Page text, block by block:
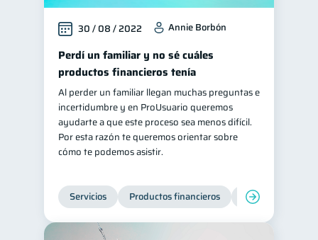
30 / 08 / 2022 Annie Borbón
Perdí un familiar y no sé cuáles
productos financieros tenía
Al perder un familiar llegan muchas preguntas e
incertidumbre y en ProUsuario queremos
ayudarte a que este proceso sea menos difícil.
Por esta razón te queremos orientar sobre
cómo te podemos asistir.
Servicios Productos financieros Inclusión